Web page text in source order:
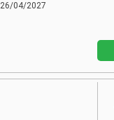
26/04/2027